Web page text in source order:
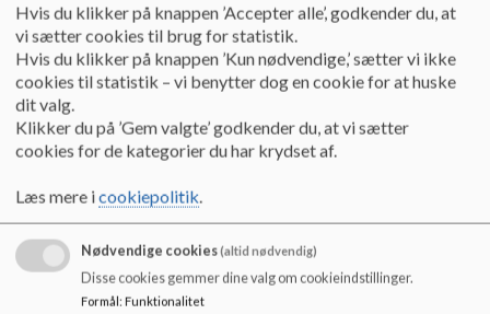
Kost
Genner Univers følger Aabenraa Kommunes sundhedspolitik og
lægges vægt på en varieret og nærende kost, rugbrød/groft brød,
grønt, frugt og bær. Børnene skal selv have madpakke/frugt med til
SFO tiden. Ved særlige lejligheder f.eks. fødselsdag eller en anden
Hvis du klikker på knappen ’Accepter alle’, godkender du, at
vi sætter cookies til brug for statistik.
Hvis du klikker på knappen ’Kun nødvendige,’ sætter vi ikke
cookies til statistik – vi benytter dog en cookie for at huske
dit valg.
Klikker du på ’Gem valgte’ godkender du, at vi sætter
cookies for de kategorier du har krydset af.
Læs mere icookiepolitik.
Nødvendige cookies(altid nødvendig)
Disse cookies gemmer dine valg om cookieindstillinger.
Formål: Funktionalitet